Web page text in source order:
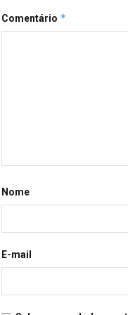
Comentário *
Nome
E-mail